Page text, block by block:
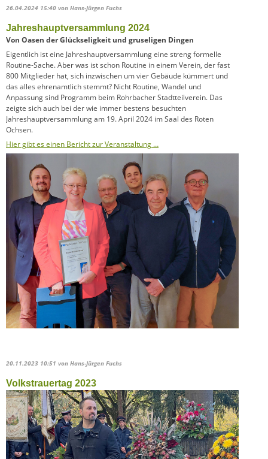
26.04.2024 15:40 von Hans-Jürgen Fuchs
Jahreshauptversammlung 2024
Von Oasen der Glückseligkeit und gruseligen Dingen
Eigentlich ist eine Jahreshauptversammlung eine streng formelle
Routine-Sache. Aber was ist schon Routine in einem Verein, der fast
800 Mitglieder hat, sich inzwischen um vier Gebäude kümmert und
das alles ehrenamtlich stemmt? Nicht Routine, Wandel und
Anpassung sind Programm beim Rohrbacher Stadtteilverein. Das
zeigte sich auch bei der wie immer bestens besuchten
Jahreshauptversammlung am 19. April 2024 im Saal des Roten
Ochsen.
Hier gibt es einen Bericht zur Veranstaltung …
20.11.2023 10:51 von Hans-Jürgen Fuchs
Volkstrauertag 2023